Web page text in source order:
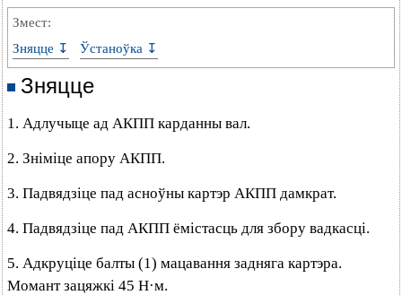
Змест:
Зняцце ↧
Ўстаноўка ↧
Зняцце
1. Адлучыце ад АКПП карданны вал.
2. Зніміце апору АКПП.
3. Падвядзіце пад асноўны картэр АКПП дамкрат.
4. Падвядзіце пад АКПП ёмістасць для збору вадкасці.
5. Адкруціце балты (1) мацавання задняга картэра.
Момант зацяжкі 45 Н·м.